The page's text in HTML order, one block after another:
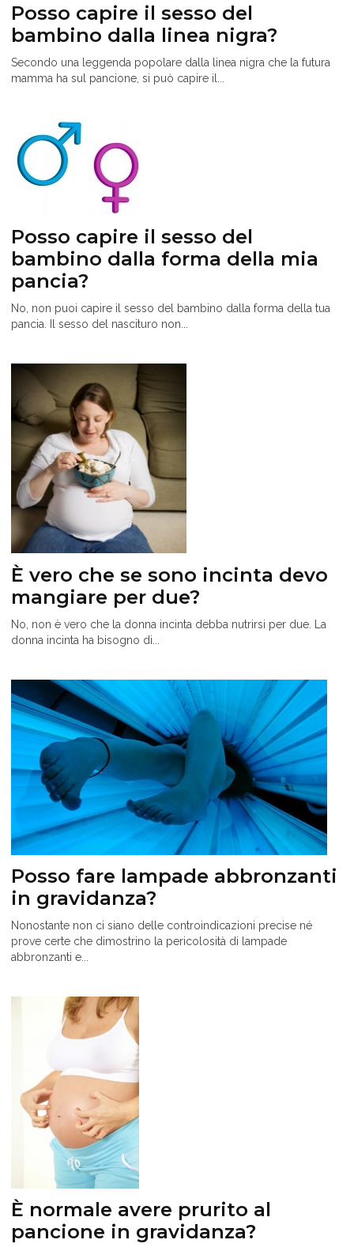
Posso capire il sesso del
bambino dalla linea nigra?
Secondo una leggenda popolare dalla linea nigra che la futura
mamma ha sul pancione, si può capire il...
Posso capire il sesso del
bambino dalla forma della mia
pancia?
No, non puoi capire il sesso del bambino dalla forma della tua
pancia. Il sesso del nascituro non...
È vero che se sono incinta devo
mangiare per due?
No, non è vero che la donna incinta debba nutrirsi per due. La
donna incinta ha bisogno di...
Posso fare lampade abbronzanti
in gravidanza?
Nonostante non ci siano delle controindicazioni precise né
prove certe che dimostrino la pericolosità di lampade
abbronzanti e...
È normale avere prurito al
pancione in gravidanza?